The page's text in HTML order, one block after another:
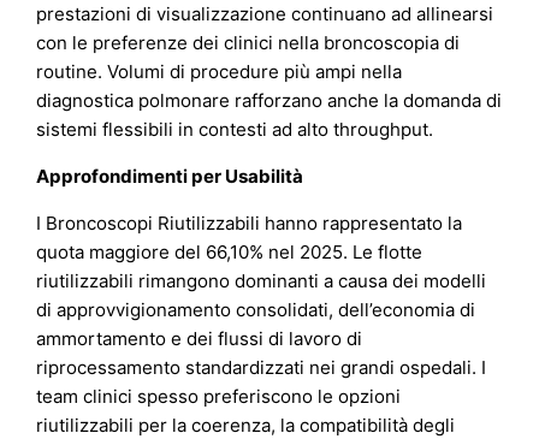
prestazioni di visualizzazione continuano ad allinearsi
con le preferenze dei clinici nella broncoscopia di
routine. Volumi di procedure più ampi nella
diagnostica polmonare rafforzano anche la domanda di
sistemi flessibili in contesti ad alto throughput.
Approfondimenti per Usabilità
I Broncoscopi Riutilizzabili hanno rappresentato la
quota maggiore del 66,10% nel 2025. Le flotte
riutilizzabili rimangono dominanti a causa dei modelli
di approvvigionamento consolidati, dell’economia di
ammortamento e dei flussi di lavoro di
riprocessamento standardizzati nei grandi ospedali. I
team clinici spesso preferiscono le opzioni
riutilizzabili per la coerenza, la compatibilità degli